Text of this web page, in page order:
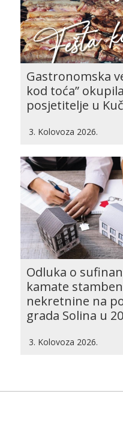
Gastronomska
kod toća”
posjetitelje u
3. Kolovoza 2026.
Odluka o
kamate
nekretnine na
grada Solina u
3. Kolovoza 2026.